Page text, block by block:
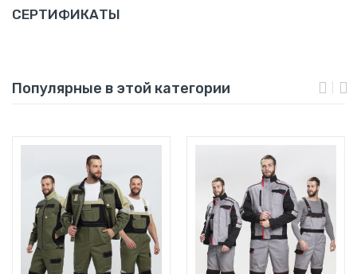
СЕРТИФИКАТЫ
Популярные в этой категории